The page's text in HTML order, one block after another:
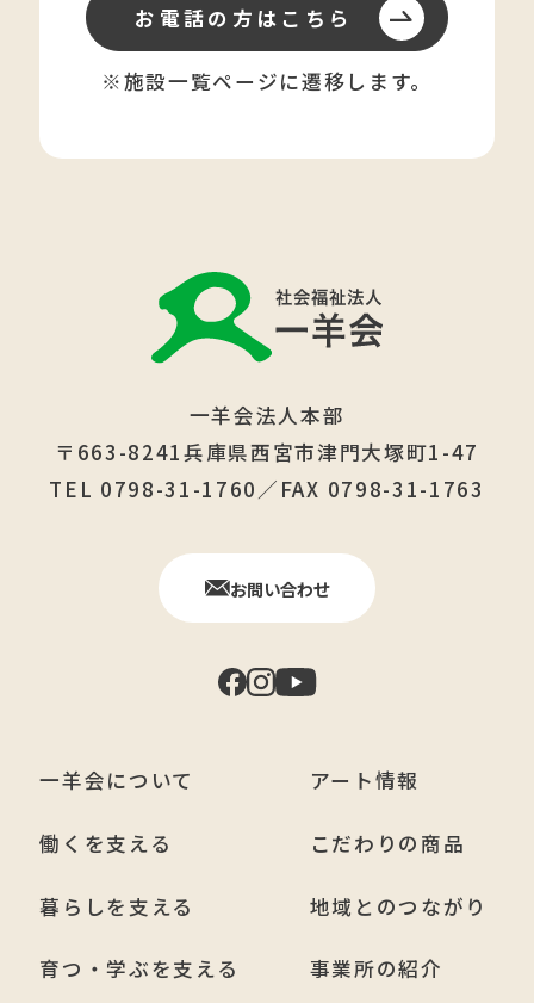
お電話の方はこちら
※施設一覧ページに遷移します。
一羊会法人本部
〒663-8241兵庫県西宮市津門大塚町1-47
TEL 0798-31-1760／FAX 0798-31-1763
お問い合わせ
一羊会について
働くを支える
暮らしを支える
育つ・学ぶを支える
アート情報
こだわりの商品
地域とのつながり
事業所の紹介